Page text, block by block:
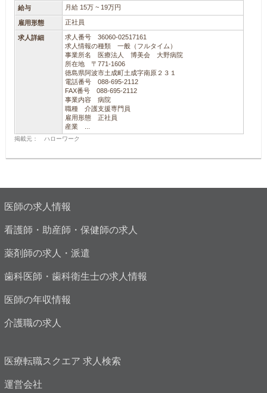
給与 月給 15万 ~ 19万円
雇用形態 正社員
求人詳細
求人番号 36060-02517161
求人情報の種類 一般（フルタイム）
事業所名 医療法人 博美会 大野病院
所在地 〒771-1606
徳島県阿波市土成町土成字南原２３１
電話番号 088-695-2112
FAX番号 088-695-2112
事業内容 病院
職種 介護支援専門員
雇用形態 正社員
産業 ...
掲載元： ハローワーク
医師の求人情報
看護師・助産師・保健師の求人
薬剤師の求人・派遣
歯科医師・歯科衛生士の求人情報
医師の年収情報
介護職の求人
医療転職スクエア 求人検索
運営会社